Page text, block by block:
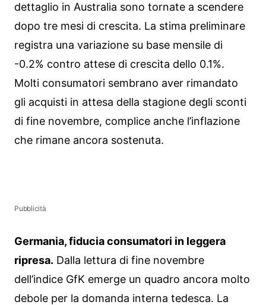
dettaglio in Australia sono tornate a scendere
dopo tre mesi di crescita. La stima preliminare
registra una variazione su base mensile di
-0.2% contro attese di crescita dello 0.1%.
Molti consumatori sembrano aver rimandato
gli acquisti in attesa della stagione degli sconti
di fine novembre, complice anche l’inflazione
che rimane ancora sostenuta.
Pubblicità
Germania, fiducia consumatori in leggera
ripresa. Dalla lettura di fine novembre
dell’indice GfK emerge un quadro ancora molto
debole per la domanda interna tedesca. La